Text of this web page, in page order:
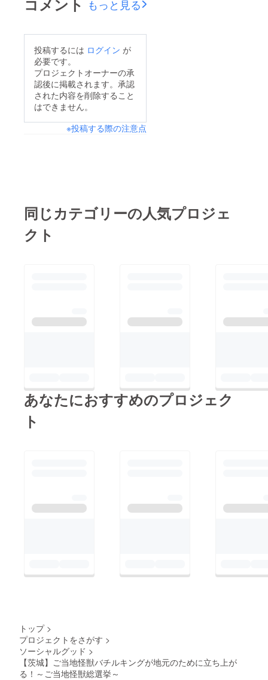
コメント もっと見る
投稿するには ログイン が
必要です。
プロジェクトオーナーの承
認後に掲載されます。承認
された内容を削除すること
はできません。
※投稿する際の注意点
同じカテゴリーの人気プロジェ
クト
あなたにおすすめのプロジェク
ト
トップ >
プロジェクトをさがす >
ソーシャルグッド >
【茨城】ご当地怪獣バチルキングが地元のために立ち上が
る！～ご当地怪獣総選挙～